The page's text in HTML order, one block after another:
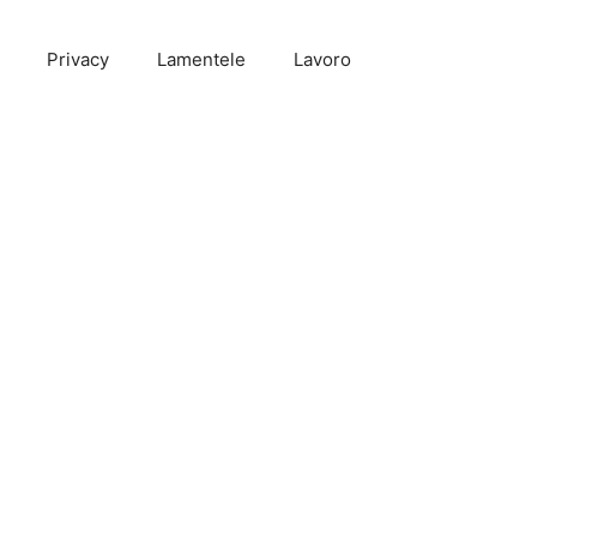
Privacy Lamentele Lavoro